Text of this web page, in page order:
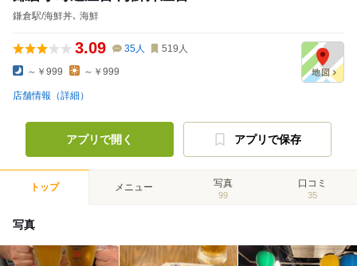
鎌倉駅/海鮮丼､ 海鮮
3.09 35人 519 人
～￥999 ～￥999
店舗情報（詳細）
アプリで開く アプリで保存
トップ メニュー 写真
99
口コミ
35
写真